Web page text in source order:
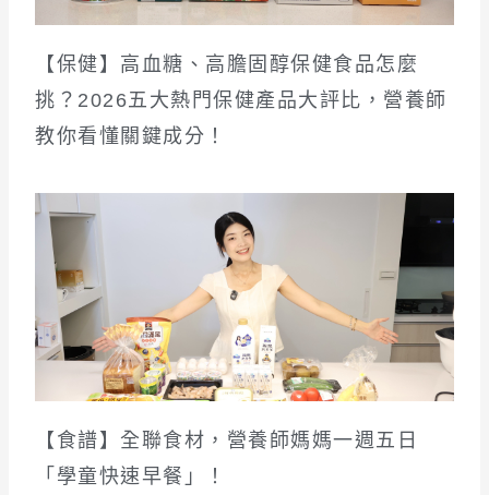
【保健】高血糖、高膽固醇保健食品怎麼
挑？2026五大熱門保健產品大評比，營養師
教你看懂關鍵成分！
【食譜】全聯食材，營養師媽媽一週五日
「學童快速早餐」！